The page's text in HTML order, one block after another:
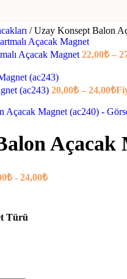
/ Uzay Konsept Balon
Açacak Magnet 22,00₺ –
(ac243) 20,00₺ – 24,00₺
Açacak
- 24,00₺
Türü